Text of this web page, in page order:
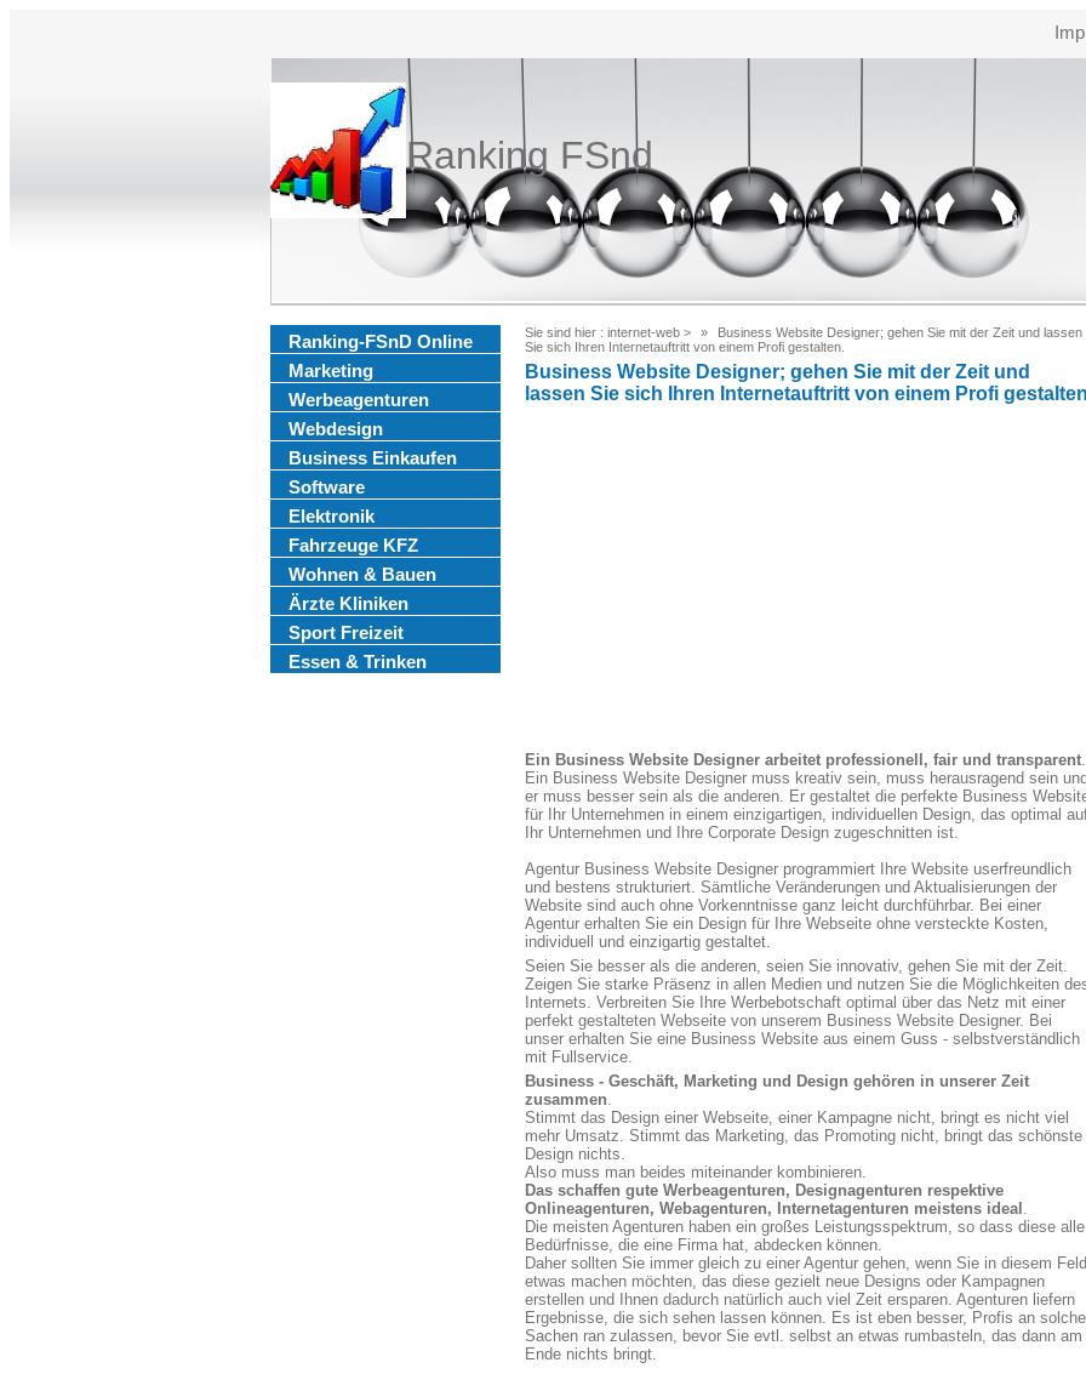
Ranking FSnd
Ranking-FSnD Online
Marketing
Werbeagenturen
Webdesign
Business Einkaufen
Software
Elektronik
Fahrzeuge KFZ
Wohnen & Bauen
Ärzte Kliniken
Sport Freizeit
Essen & Trinken
Sie sind hier : internet-web >
Business Website Designer; gehen Sie mit der Zeit und lassen
Sie sich Ihren Internetauftritt von einem Profi gestalten.
Business Website Designer; gehen Sie mit der Zeit und
lassen Sie sich Ihren Internetauftritt von einem Profi
Ein Business Website Designer arbeitet professionell, fair und transparent.
Ein Business Website Designer muss kreativ sein, muss herausragend sein
er muss besser sein als die anderen. Er gestaltet die perfekte Business
für Ihr Unternehmen in einem einzigartigen, individuellen Design, das optimal
Ihr Unternehmen und Ihre Corporate Design zugeschnitten ist.
Agentur Business Website Designer programmiert Ihre Website userfreundlich
und bestens strukturiert. Sämtliche Veränderungen und Aktualisierungen der
Website sind auch ohne Vorkenntnisse ganz leicht durchführbar. Bei einer
Agentur erhalten Sie ein Design für Ihre Webseite ohne versteckte Kosten,
individuell und einzigartig gestaltet.
Seien Sie besser als die anderen, seien Sie innovativ, gehen Sie mit der Zeit.
Zeigen Sie starke Präsenz in allen Medien und nutzen Sie die Möglichkeiten
Internets. Verbreiten Sie Ihre Werbebotschaft optimal über das Netz mit einer
perfekt gestalteten Webseite von unserem Business Website Designer. Bei
unser erhalten Sie eine Business Website aus einem Guss - selbstverständlich
mit Fullservice.
Business - Geschäft, Marketing und Design gehören in unserer Zeit
zusammen.
Stimmt das Design einer Webseite, einer Kampagne nicht, bringt es nicht viel
mehr Umsatz. Stimmt das Marketing, das Promoting nicht, bringt das schönste
Design nichts.
Also muss man beides miteinander kombinieren.
Das schaffen gute Werbeagenturen, Designagenturen respektive
Onlineagenturen, Webagenturen, Internetagenturen meistens ideal .
Die meisten Agenturen haben ein großes Leistungsspektrum, so dass diese alle
Bedürfnisse, die eine Firma hat, abdecken können.
Daher sollten Sie immer gleich zu einer Agentur gehen, wenn Sie in diesem Feld
etwas machen möchten, das diese gezielt neue Designs oder Kampagnen
erstellen und Ihnen dadurch natürlich auch viel Zeit ersparen. Agenturen liefern
Ergebnisse, die sich sehen lassen können. Es ist eben besser, Profis an solche
Sachen ran zulassen, bevor Sie evtl. selbst an etwas rumbasteln, das dann am
Ende nichts bringt.